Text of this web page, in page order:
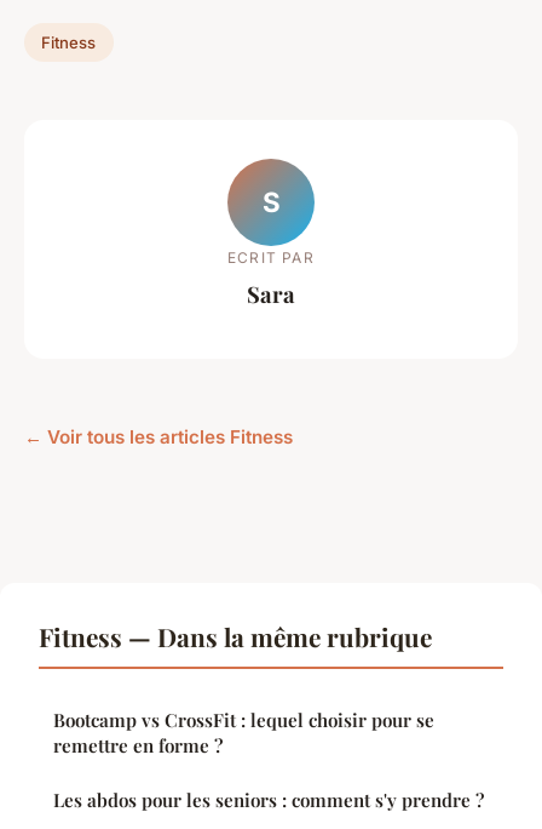
Fitness
S
ECRIT PAR
Sara
← Voir tous les articles Fitness
Fitness — Dans la même rubrique
Bootcamp vs CrossFit : lequel choisir pour se
remettre en forme ?
Les abdos pour les seniors : comment s'y prendre ?